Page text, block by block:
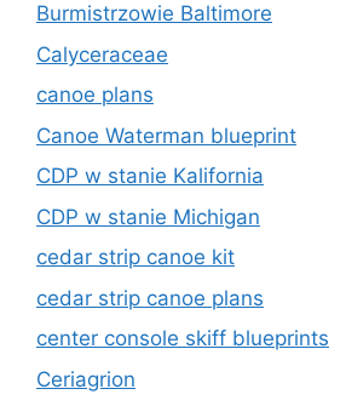
Burmistrzowie Baltimore
Calyceraceae
canoe plans
Canoe Waterman blueprint
CDP w stanie Kalifornia
CDP w stanie Michigan
cedar strip canoe kit
cedar strip canoe plans
center console skiff blueprints
Ceriagrion